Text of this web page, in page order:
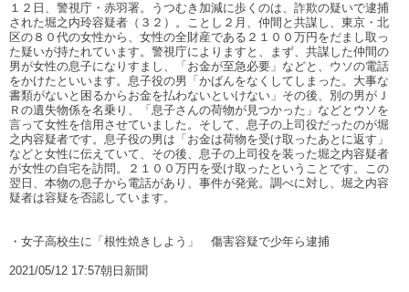
１２日、警視庁・赤羽署。うつむき加減に歩くのは、詐欺の疑いで逮捕
された堀之内玲容疑者（３２）。ことし２月、仲間と共謀し、東京・北
区の８０代の女性から、女性の全財産である２１００万円をだまし取っ
た疑いが持たれています。警視庁によりますと、まず、共謀した仲間の
男が女性の息子になりすまし、「お金が至急必要」などと、ウソの電話
をかけたといいます。息子役の男「かばんをなくしてしまった。大事な
書類がないと困るからお金を払わないといけない」その後、別の男がＪ
Ｒの遺失物係を名乗り、「息子さんの荷物が見つかった」などとウソを
言って女性を信用させていました。そして、息子の上司役だったのが堀
之内容疑者です。息子役の男は「お金は荷物を受け取ったあとに返す」
などと女性に伝えていて、その後、息子の上司役を装った堀之内容疑者
が女性の自宅を訪問。２１００万円を受け取ったということです。この
翌日、本物の息子から電話があり、事件が発覚。調べに対し、堀之内容
疑者は容疑を否認しています。
・女子高校生に「根性焼きしよう」 傷害容疑で少年ら逮捕
2021/05/12 17:57朝日新聞